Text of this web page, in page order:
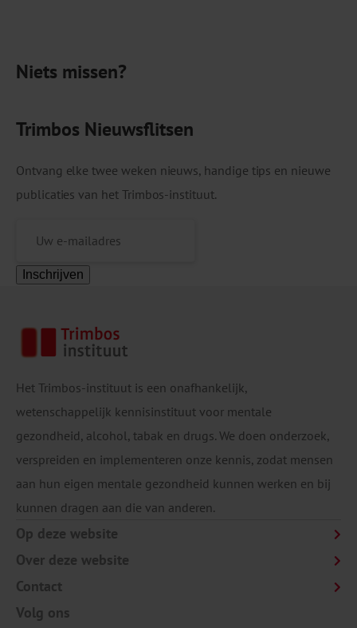
Niets missen?
Trimbos Nieuwsflitsen
Ontvang elke twee weken nieuws, handige tips en nieuwe
publicaties van het Trimbos-instituut.
Inschrijven
manier […]
Het Trimbos-instituut is een onafhankelijk,
wetenschappelijk kennisinstituut voor mentale
gezondheid, alcohol, tabak en drugs. We doen onderzoek,
verspreiden en implementeren onze kennis, zodat mensen
aan hun eigen mentale gezondheid kunnen werken en bij
kunnen dragen aan die van anderen.
Op deze website
Over deze website
Contact
Volg ons